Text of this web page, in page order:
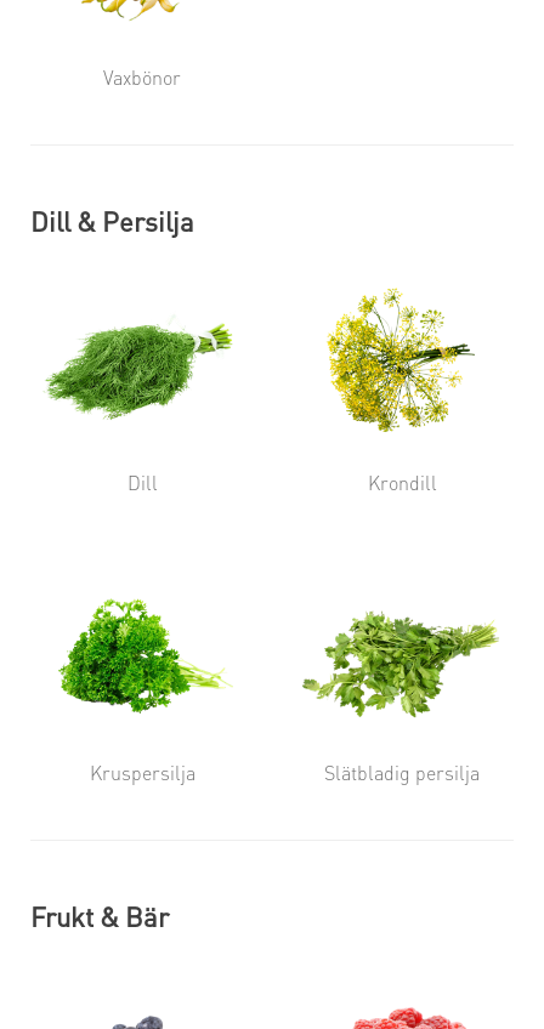
Vaxbönor
Dill & Persilja
Dill Krondill
Kruspersilja Slätbladig persilja
Frukt & Bär